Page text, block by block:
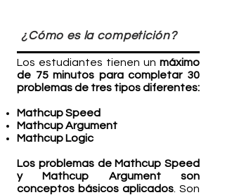
¿Cómo es la competición?
Los estudiantes tienen un máximo
de 75 minutos para completar 30
problemas de tres tipos diferentes:
Mathcup Speed
Mathcup Argument
Mathcup Logic
Los problemas de Mathcup Speed
y Mathcup Argument son
conceptos básicos aplicados Son